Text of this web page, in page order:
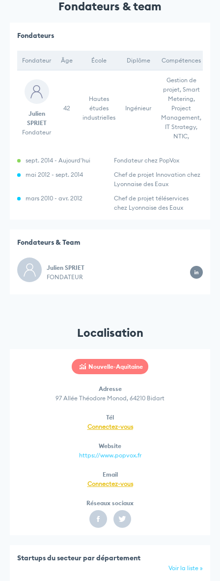
Fondateurs & team
Fondateurs
Fondateur Âge École Diplôme Compétences
Julien
SPRIET
Fondateur
42
Hautes
études
industrielles
Ingénieur
Gestion de
projet, Smart
Metering,
Project
Management,
IT Strategy,
NTIC,
sept. 2014 - Aujourd'hui
Fondateur chez PopVox
mai 2012 - sept. 2014
Chef de projet Innovation chez
Lyonnaise des Eaux
mars 2010 - avr. 2012
Chef de projet téléservices
chez Lyonnaise des Eaux
Fondateurs & Team
Julien SPRIET
FONDATEUR
Localisation
Nouvelle-Aquitaine
Adresse
97 Allée Théodore Monod, 64210 Bidart
Tél
Connectez-vous
Website
https://www.popvox.fr
Email
Connectez-vous
Réseaux sociaux
Startups du secteur par département
Voir la liste »